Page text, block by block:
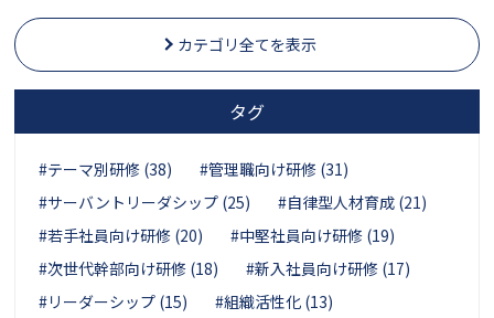
カテゴリ全てを表示
タグ
#テーマ別研修 (38)
#管理職向け研修 (31)
#サーバントリーダシップ (25)
#自律型人材育成 (21)
#若手社員向け研修 (20)
#中堅社員向け研修 (19)
#次世代幹部向け研修 (18)
#新入社員向け研修 (17)
#リーダーシップ (15)
#組織活性化 (13)